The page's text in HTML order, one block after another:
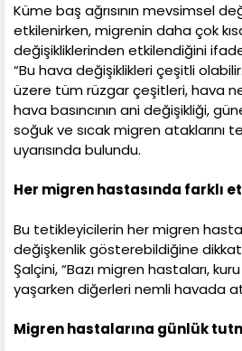
Küme baş ağrısının mevsimsel
etkilenirken, migrenin daha çok
değişikliklerinden etkilendiğini
“Bu hava değişiklikleri çeşitli
üzere tüm rüzgar çeşitleri, hava
hava basıncının ani değişikliği,
soğuk ve sıcak migren ataklarını
uyarısında bulundu.
Her migren hastasında farklı
Bu tetikleyicilerin her migren
değişkenlik gösterebildiğine
Şalçini, “Bazı migren hastaları,
yaşarken diğerleri nemli havada
Migren hastalarına günlük